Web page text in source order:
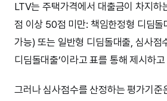
LTV는 주택가격에서 대출금이 차지
점 이상 50점 미만: 책임한정형 디딤
가능) 또는 일반형 디딤돌대출, 심사점
디딤돌대출’이라고 표를 통해 제시하
그러나 심사점수를 산정하는 평가기준